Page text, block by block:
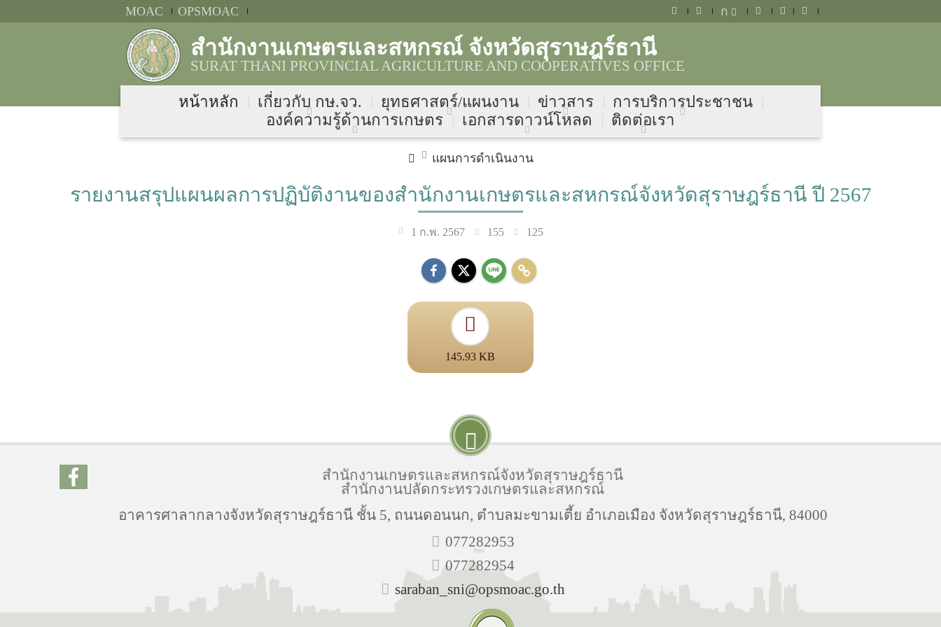
MOAC OPSMOAC ก
สำนักงานเกษตรและสหกรณ์ จังหวัดสุราษฎร์ธานี
SURAT THANI PROVINCIAL AGRICULTURE AND COOPERATIVES OFFICE
หน้าหลัก เกี่ยวกับ กษ.จว. ยุทธศาสตร์/แผนงาน ข่าวสาร
การบริการประชาชน
องค์ความรู้ด้านการเกษตร
เอกสารดาวน์โหลด ติดต่อเรา
แผนการดำเนินงาน
รายงานสรุปแผนผลการปฏิบัติงานของสำนักงานเกษตรและสหกรณ์จังหวัดสุราษฎร์ธานี ปี 2567
1 ก.พ. 2567 155 125
145.93 KB
สำนักงานเกษตรและสหกรณ์จังหวัดสุราษฎร์ธานี
สำนักงานปลัดกระทรวงเกษตรและสหกรณ์
อาคารศาลากลางจังหวัดสุราษฎร์ธานี ชั้น 5, ถนนดอนนก, ตำบลมะขามเตี้ย อำเภอเมือง จังหวัดสุราษฎร์ธานี, 84000
077282953
077282954
saraban_sni@opsmoac.go.th